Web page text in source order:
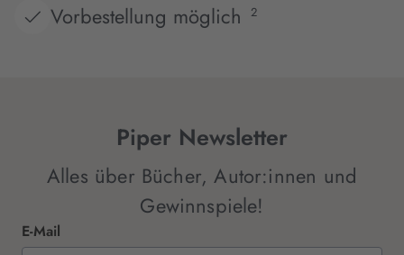
Vorbestellung möglich 2
Piper Newsletter
Alles über Bücher, Autor:innen und
Gewinnspiele!
E-Mail